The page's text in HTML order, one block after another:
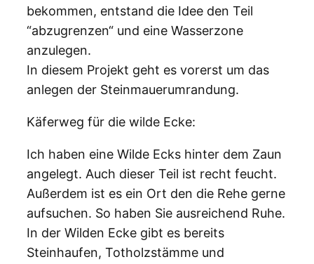
bekommen, entstand die Idee den Teil
“abzugrenzen“ und eine Wasserzone
anzulegen.
In diesem Projekt geht es vorerst um das
anlegen der Steinmauerumrandung.
Käferweg für die wilde Ecke:
Ich haben eine Wilde Ecks hinter dem Zaun
angelegt. Auch dieser Teil ist recht feucht.
Außerdem ist es ein Ort den die Rehe gerne
aufsuchen. So haben Sie ausreichend Ruhe.
In der Wilden Ecke gibt es bereits
Steinhaufen, Totholzstämme und